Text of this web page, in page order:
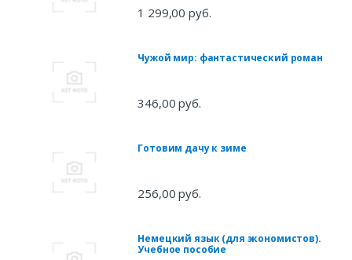
1 299,00 руб.
Чужой мир: фантастический роман
346,00 руб.
Готовим дачу к зиме
256,00 руб.
Немецкий язык (для экономистов).
Учебное пособие